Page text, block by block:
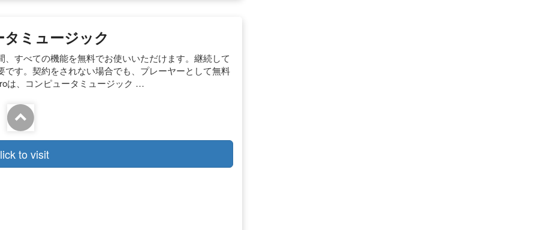
ミュージック
すべての機能を無料でお使いいただけます。継続して
す。契約をされない場合でも、プレーヤーとして無料
は、コンピュータミュージック …
to visit